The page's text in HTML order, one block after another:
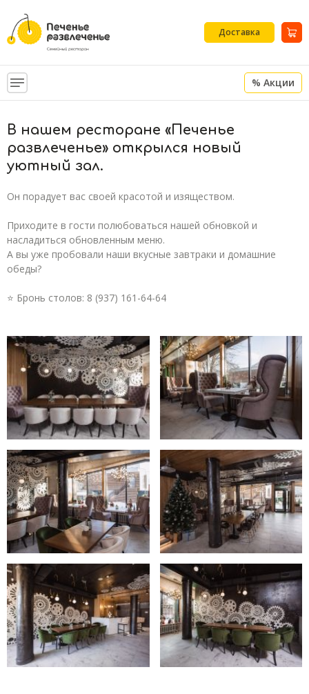
Доставка
% Акции
В нашем ресторане «Печенье
развлеченье» открылся новый
уютный зал.
Он порадует вас своей красотой и изяществом.
Приходите в гости полюбоваться нашей обновкой и
насладиться обновленным меню.
А вы уже пробовали наши вкусные завтраки и домашние
обеды?
⭐ Бронь столов: 8 (937) 161-64-64